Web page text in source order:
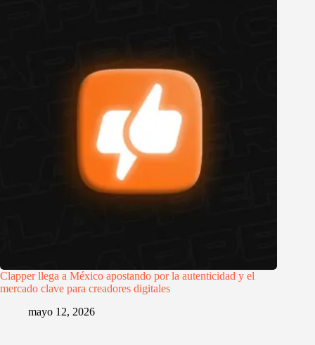
Clapper llega a México apostando por la autenticidad y el
mercado clave para creadores digitales
mayo 12, 2026